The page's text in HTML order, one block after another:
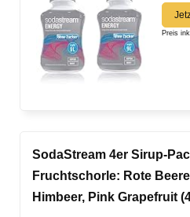
Preis
SodaStream 4er Sirup-
Fruchtschorle: Rote
Himbeer, Pink Grapefruit